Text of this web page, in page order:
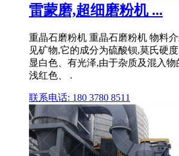
雷蒙磨,超细磨粉机 ...
重晶石磨粉机 重晶石磨粉机 物料
见矿物,它的成分为硫酸钡,莫氏硬
显白色、有光泽,由于杂质及混入物
浅红色、 .
联系电话: 180 3780 8511